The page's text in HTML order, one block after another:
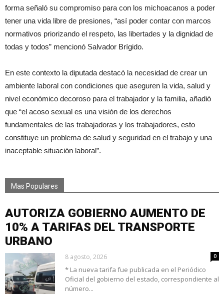
forma señaló su compromiso para con los michoacanos a poder
tener una vida libre de presiones, “así poder contar con marcos
normativos priorizando el respeto, las libertades y la dignidad de
todas y todos” mencionó Salvador Brígido.
En este contexto la diputada destacó la necesidad de crear un
ambiente laboral con condiciones que aseguren la vida, salud y
nivel económico decoroso para el trabajador y la familia, añadió
que “el acoso sexual es una visión de los derechos
fundamentales de las trabajadoras y los trabajadores, esto
constituye un problema de salud y seguridad en el trabajo y una
inaceptable situación laboral”.
Mas Populares
AUTORIZA GOBIERNO AUMENTO DE
10% A TARIFAS DEL TRANSPORTE
URBANO
8 agosto, 2026 0
* La nueva tarifa fue publicada en el Periódico
Oficial del gobierno del estado, correspondiente al
número...